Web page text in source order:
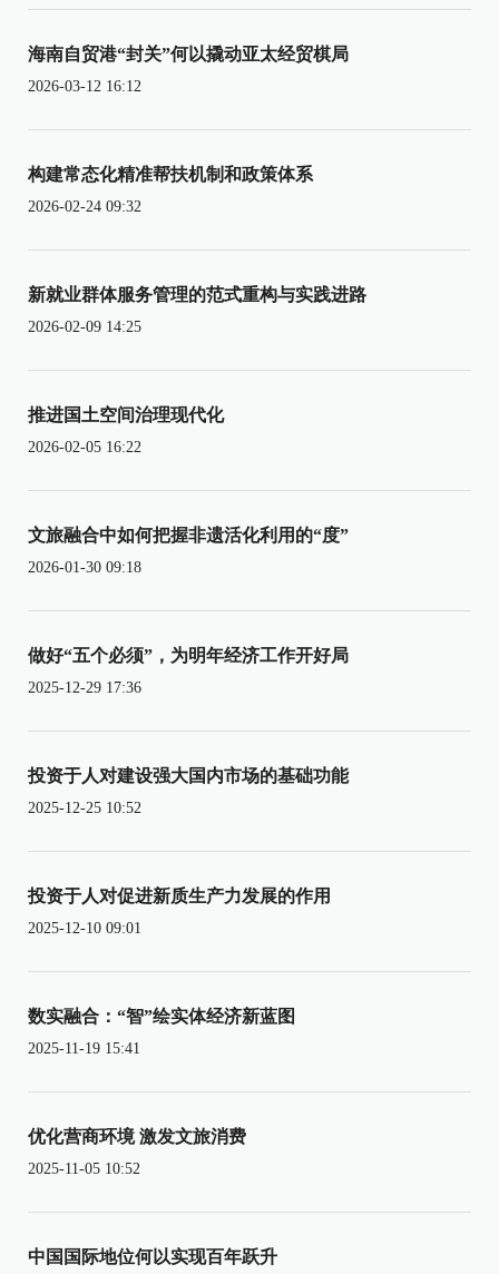
海南自贸港“封关”何以撬动亚太经贸棋局
2026-03-12 16:12
构建常态化精准帮扶机制和政策体系
2026-02-24 09:32
新就业群体服务管理的范式重构与实践进路
2026-02-09 14:25
推进国土空间治理现代化
2026-02-05 16:22
文旅融合中如何把握非遗活化利用的“度”
2026-01-30 09:18
做好“五个必须”，为明年经济工作开好局
2025-12-29 17:36
投资于人对建设强大国内市场的基础功能
2025-12-25 10:52
投资于人对促进新质生产力发展的作用
2025-12-10 09:01
数实融合：“智”绘实体经济新蓝图
2025-11-19 15:41
优化营商环境 激发文旅消费
2025-11-05 10:52
中国国际地位何以实现百年跃升